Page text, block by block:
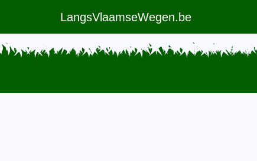
LangsVlaamseWegen.be